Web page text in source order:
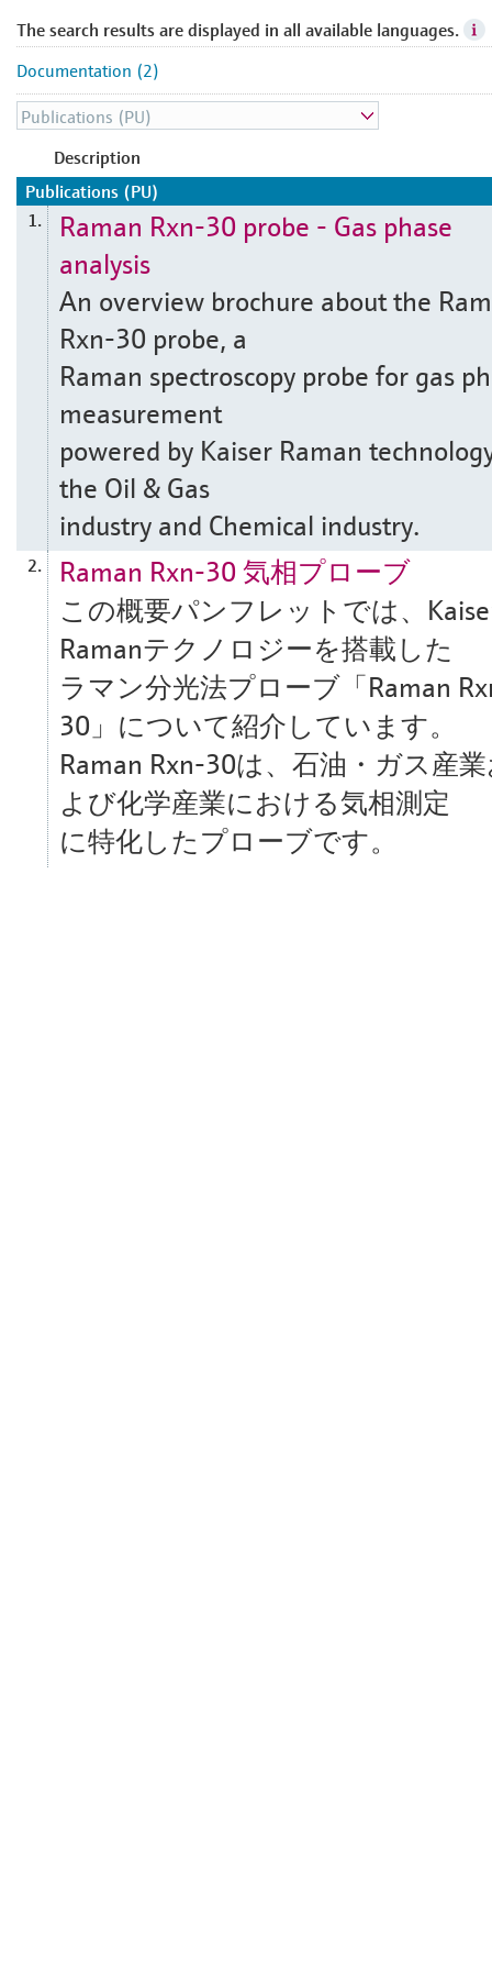
The search results are displayed in all available languages.
Documentation (2)
Description
Publications (PU)
1.
Raman Rxn-30 probe - Gas phase
analysis
An overview brochure about the
Rxn-30 probe, a
Raman spectroscopy probe for gas
measurement
powered by Kaiser Raman
the Oil & Gas
industry and Chemical industry.
2.
Raman Rxn-30 気相プローブ
この概要パンフレットでは、
Ramanテクノロジーを搭載した
ラマン分光法プローブ「Raman
30」について紹介しています。
Raman Rxn-30は、石油・ガス産
よび化学産業における気相測定
に特化したプローブです。